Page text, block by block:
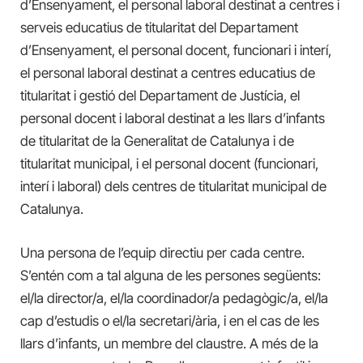
d’Ensenyament, el personal laboral destinat a centres i
serveis educatius de titularitat del Departament
d’Ensenyament, el personal docent, funcionari i interí,
el personal laboral destinat a centres educatius de
titularitat i gestió del Departament de Justícia, el
personal docent i laboral destinat a les llars d’infants
de titularitat de la Generalitat de Catalunya i de
titularitat municipal, i el personal docent (funcionari,
interí i laboral) dels centres de titularitat municipal de
Catalunya.
Una persona de l’equip directiu per cada centre.
S’entén com a tal alguna de les persones següents:
el/la director/a, el/la coordinador/a pedagògic/a, el/la
cap d’estudis o el/la secretari/ària, i en el cas de les
llars d’infants, un membre del claustre. A més de la